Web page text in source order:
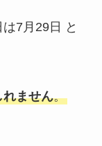
7月29日 と
れません。